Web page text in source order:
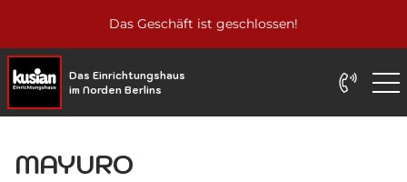
Das Geschäft ist geschlossen!
Das Einrichtungshaus
im Norden Berlins
MAYURO